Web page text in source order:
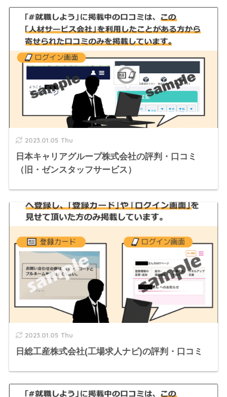
2023.01.05 Thu
日本キャリアグループ株式会社の評判・口コミ
（旧・ゼンスタッフサービス）
2023.01.05 Thu
日総工産株式会社(工場求人ナビ)の評判・口コミ